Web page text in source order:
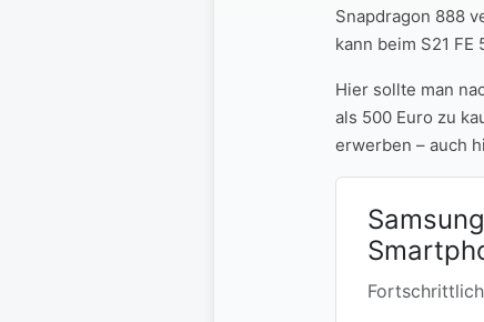
Snapdragon 888
kann beim S21
Hier sollte man
als 500 Euro zu
erwerben – auch